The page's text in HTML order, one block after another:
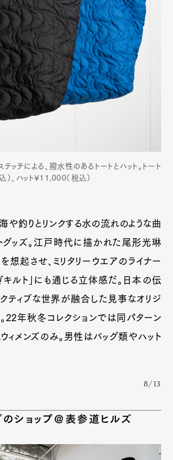
ッチによる、撥水性のあるトートとハット。トート
、ハット¥11,000（税込）
や釣りとリンクする水の流れのような曲
グッズ。江戸時代に描かれた尾形光琳
想起させ、ミリタリーウエアのライナー
ルト」にも通じる立体感だ。日本の伝
ティブな世界が融合した見事なオリジ
22年秋冬コレクションでは同パターン
ィメンズのみ。男性はバッグ類やハット
8/13
のショップ＠表参道ヒルズ